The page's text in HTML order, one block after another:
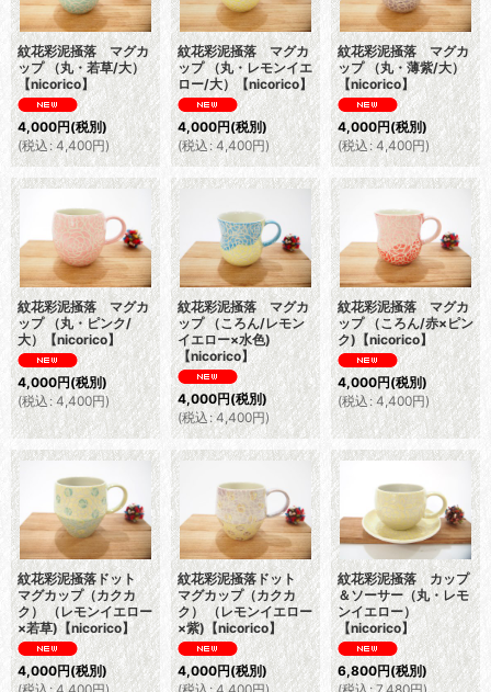
紋花彩泥掻落 マグカ
ップ （丸・若草/大）
【nicorico】
4,000円(税別)
(税込 : 4,400円)
紋花彩泥掻落 マグカ
ップ （丸・レモンイエ
ロー/大）【nicorico】
4,000円(税別)
(税込: 4,400円)
紋花彩泥掻落 マグカ
ップ （丸・薄紫/大）
【nicorico】
4,000円(税別)
(税込: 4,400円)
紋花彩泥掻落 マグカ
ップ （丸・ピンク/
大）【nicorico】
4,000円(税別)
(税込: 4,400円)
紋花彩泥掻落 マグカ
ップ （ころん/レモン
イエロー×水色)
【nicorico】
4,000円(税別)
(税込 : 4,400円)
紋花彩泥掻落 マグカ
ップ （ころん/赤×ピン
ク)【nicorico】
4,000円(税別)
(税込: 4,400円)
紋花彩泥掻落ドット
マグカップ（カクカ
ク） （レモンイエロー
×若草)【nicorico】
4,000円(税別)
紋花彩泥掻落ドット
マグカップ（カクカ
ク） （レモンイエロー
×紫)【nicorico】
4,000円(税別)
紋花彩泥掻落 カップ
＆ソーサー（丸・レモ
ンイエロー）
【nicorico】
6,800円(税別)